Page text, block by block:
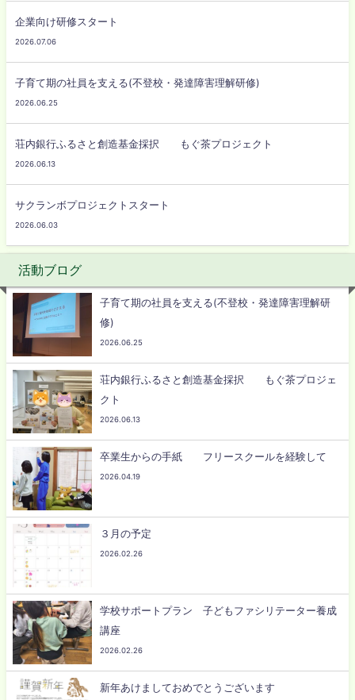
企業向け研修スタート
2026.07.06
子育て期の社員を支える(不登校・発達障害理解研修)
2026.06.25
荘内銀行ふるさと創造基金採択 もぐ茶プロジェクト
2026.06.13
サクランボプロジェクトスタート
2026.06.03
活動ブログ
子育て期の社員を支える(不登校・発達障害理解研
修)
2026.06.25
荘内銀行ふるさと創造基金採択 もぐ茶プロジェ
クト
2026.06.13
卒業生からの手紙 フリースクールを経験して
2026.04.19
３月の予定
2026.02.26
学校サポートプラン 子どもファシリテーター養成
講座
2026.02.26
新年あけましておめでとうございます